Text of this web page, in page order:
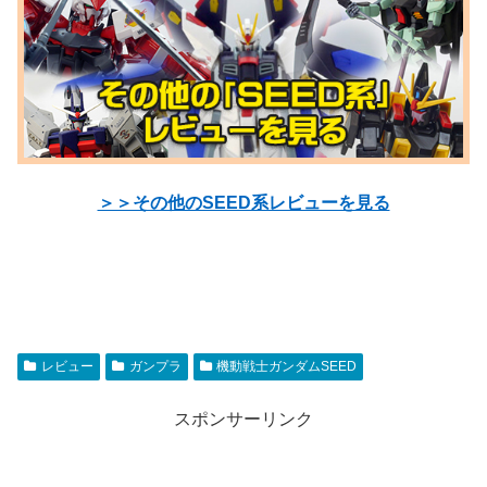
＞＞その他のSEED系レビューを見る
レビュー ガンプラ 機動戦士ガンダムSEED
スポンサーリンク